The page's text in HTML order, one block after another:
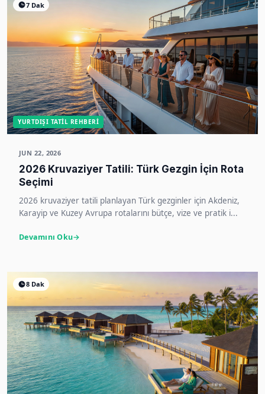
7 Dak
YURTDIŞI TATIL REHBERI
JUN 22, 2026
2026 Kruvaziyer Tatili: Türk Gezgin İçin Rota
Seçimi
2026 kruvaziyer tatili planlayan Türk gezginler için Akdeniz,
Karayip ve Kuzey Avrupa rotalarını bütçe, vize ve pratik i...
Devamını Oku
8 Dak